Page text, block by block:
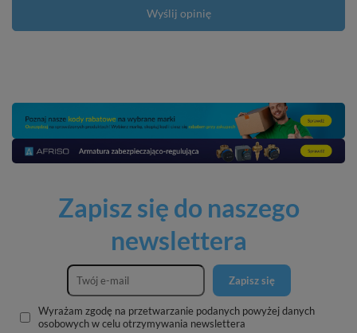
Wyślij opinię
Zapisz się do naszego
newslettera
Zapisz się
Wyrażam zgodę na przetwarzanie podanych powyżej danych
osobowych w celu otrzymywania newslettera